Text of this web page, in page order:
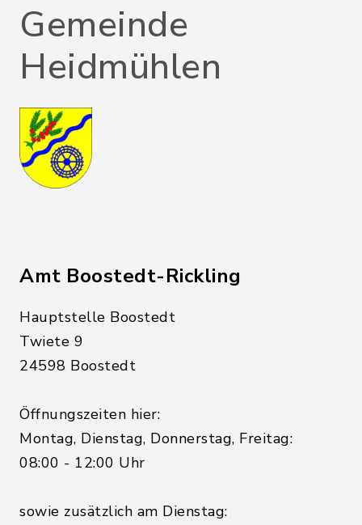
Gemeinde
Heidmühlen
Amt Boostedt-Rickling
Hauptstelle Boostedt
Twiete 9
24598 Boostedt
Öffnungszeiten hier:
Montag, Dienstag, Donnerstag, Freitag:
08:00 - 12:00 Uhr
sowie zusätzlich am Dienstag: